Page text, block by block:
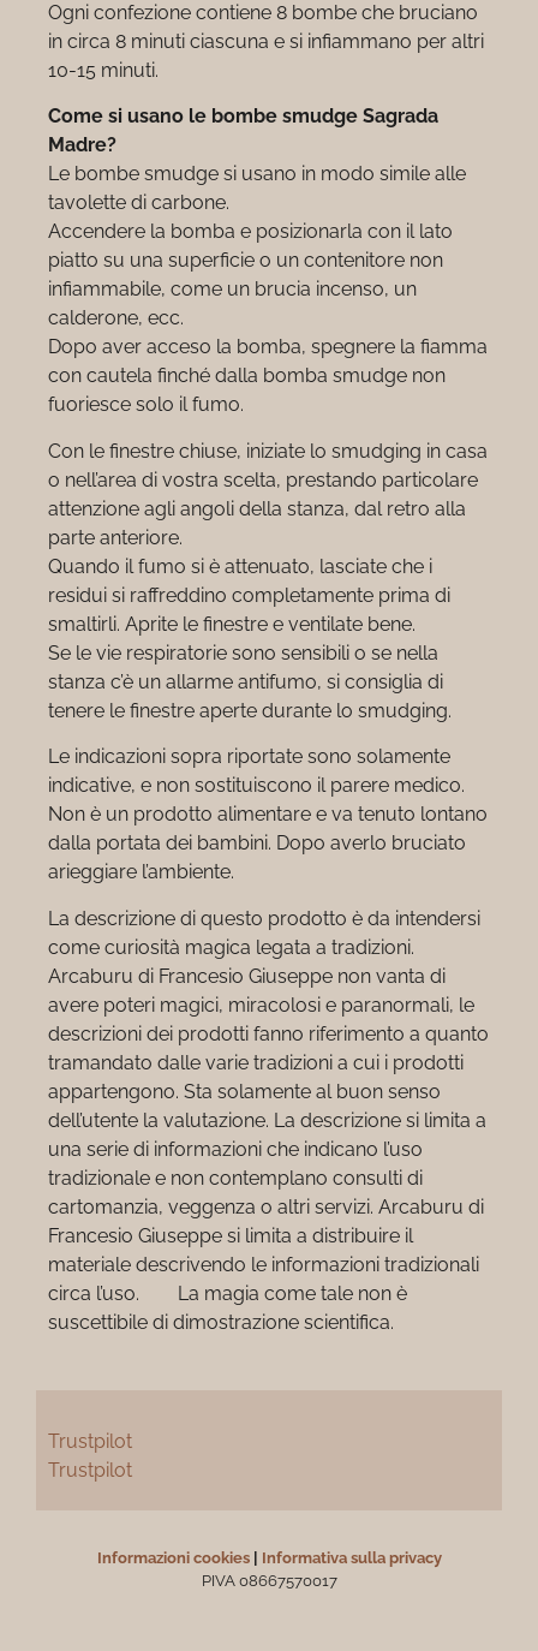
Ogni confezione contiene 8 bombe che bruciano
in circa 8 minuti ciascuna e si infiammano per altri
10-15 minuti.
Come si usano le bombe smudge Sagrada
Madre?
Le bombe smudge si usano in modo simile alle
tavolette di carbone.
Accendere la bomba e posizionarla con il lato
piatto su una superficie o un contenitore non
infiammabile, come un brucia incenso, un
calderone, ecc.
Dopo aver acceso la bomba, spegnere la fiamma
con cautela finché dalla bomba smudge non
fuoriesce solo il fumo.
Con le finestre chiuse, iniziate lo smudging in casa
o nell’area di vostra scelta, prestando particolare
attenzione agli angoli della stanza, dal retro alla
parte anteriore.
Quando il fumo si è attenuato, lasciate che i
residui si raffreddino completamente prima di
smaltirli. Aprite le finestre e ventilate bene.
Se le vie respiratorie sono sensibili o se nella
stanza c’è un allarme antifumo, si consiglia di
tenere le finestre aperte durante lo smudging.
Le indicazioni sopra riportate sono solamente
indicative, e non sostituiscono il parere medico.
Non è un prodotto alimentare e va tenuto lontano
dalla portata dei bambini. Dopo averlo bruciato
arieggiare l’ambiente.
La descrizione di questo prodotto è da intendersi
come curiosità magica legata a tradizioni.
Arcaburu di Francesio Giuseppe non vanta di
avere poteri magici, miracolosi e paranormali, le
descrizioni dei prodotti fanno riferimento a quanto
tramandato dalle varie tradizioni a cui i prodotti
appartengono. Sta solamente al buon senso
dell’utente la valutazione. La descrizione si limita a
una serie di informazioni che indicano l’uso
tradizionale e non contemplano consulti di
cartomanzia, veggenza o altri servizi. Arcaburu di
Francesio Giuseppe si limita a distribuire il
materiale descrivendo le informazioni tradizionali
circa l’uso. La magia come tale non è
suscettibile di dimostrazione scientifica.
Trustpilot
Trustpilot
Informazioni cookies| Informativa sulla privacy
PIVA 08667570017